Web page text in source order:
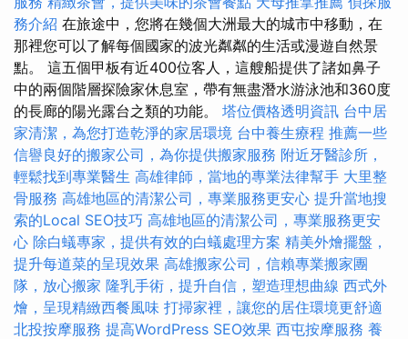
務介紹 在旅途中，您將在幾個大洲最大的城市中移動，在
那裡您可以了解每個國家的波光粼粼的生活或漫遊自然景
點。 這五個甲板有近400位客人，這艘船提供了諸如鼻子
中的兩個階層探險家休息室，帶有無盡潛水游泳池和360度
的長廊的陽光露台之類的功能。 塔位價格透明資訊 台中居
家清潔，為您打造乾淨的家居環境 台中養生療程 推薦一些
信譽良好的搬家公司，為你提供搬家服務 附近牙醫診所，
輕鬆找到專業醫生 高雄律師，當地的專業法律幫手 大里整
骨服務 高雄地區的清潔公司，專業服務更安心 提升當地搜
索的Local SEO技巧 高雄地區的清潔公司，專業服務更安
心 除白蟻專家，提供有效的白蟻處理方案 精美外燴擺盤，
提升每道菜的呈現效果 高雄搬家公司，信賴專業搬家團
隊，放心搬家 隆乳手術，提升自信，塑造理想曲線 西式外
燴，呈現精緻西餐風味 打掃家裡，讓您的居住環境更舒適
北投按摩服務 提高WordPress SEO效果 西屯按摩服務 養